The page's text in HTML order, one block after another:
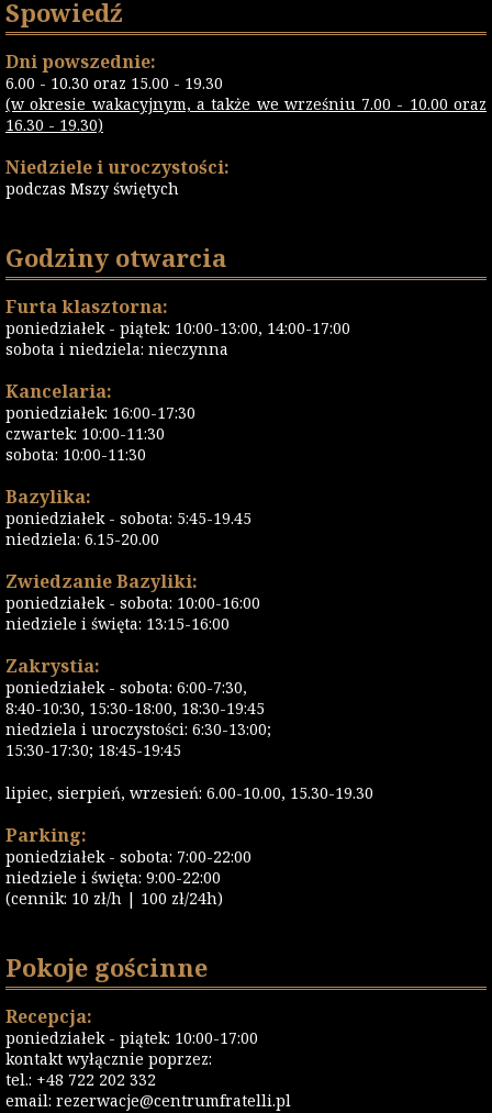
Spowiedź
Dni powszednie:
6.00 - 10.30 oraz 15.00 - 19.30
(w okresie wakacyjnym, a także we wrześniu 7.00 - 10.00 oraz
16.30 - 19.30)
Niedziele i uroczystości:
podczas Mszy świętych
Godziny otwarcia
Furta klasztorna:
poniedziałek - piątek: 10:00-13:00, 14:00-17:00
sobota i niedziela: nieczynna
Kancelaria:
poniedziałek: 16:00-17:30
czwartek: 10:00-11:30
sobota: 10:00-11:30
Bazylika:
poniedziałek - sobota: 5:45-19.45
niedziela: 6.15-20.00
Zwiedzanie Bazyliki:
poniedziałek - sobota: 10:00-16:00
niedziele i święta: 13:15-16:00
Zakrystia:
poniedziałek - sobota: 6:00-7:30,
8:40-10:30, 15:30-18:00, 18:30-19:45
niedziela i uroczystości: 6:30-13:00;
15:30-17:30; 18:45-19:45
lipiec, sierpień, wrzesień: 6.00-10.00, 15.30-19.30
Parking:
poniedziałek - sobota: 7:00-22:00
niedziele i święta: 9:00-22:00
(cennik: 10 zł/h | 100 zł/24h)
Pokoje gościnne
Recepcja:
poniedziałek - piątek: 10:00-17:00
kontakt wyłącznie poprzez:
tel.: +48 722 202 332
email: rezerwacje@centrumfratelli.pl